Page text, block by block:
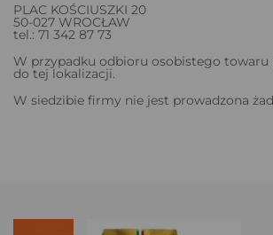
PLAC KOŚCIUSZKI 20
50-027 WROCŁAW
tel.: 71 342 87 73
W przypadku odbioru osobistego towaru
do tej lokalizacji.
W siedzibie firmy nie jest prowadzona